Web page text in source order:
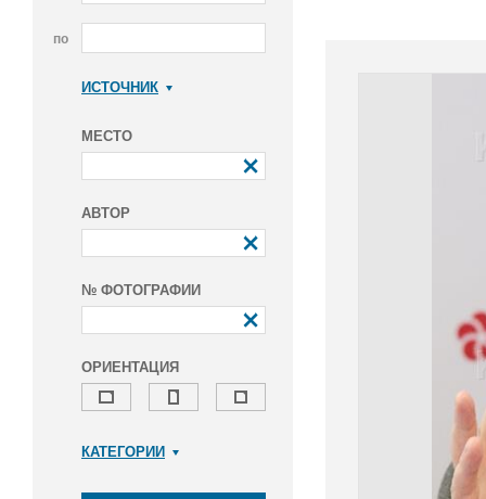
по
ИСТОЧНИК
МЕСТО
АВТОР
№ ФОТОГРАФИИ
ОРИЕНТАЦИЯ
КАТЕГОРИИ